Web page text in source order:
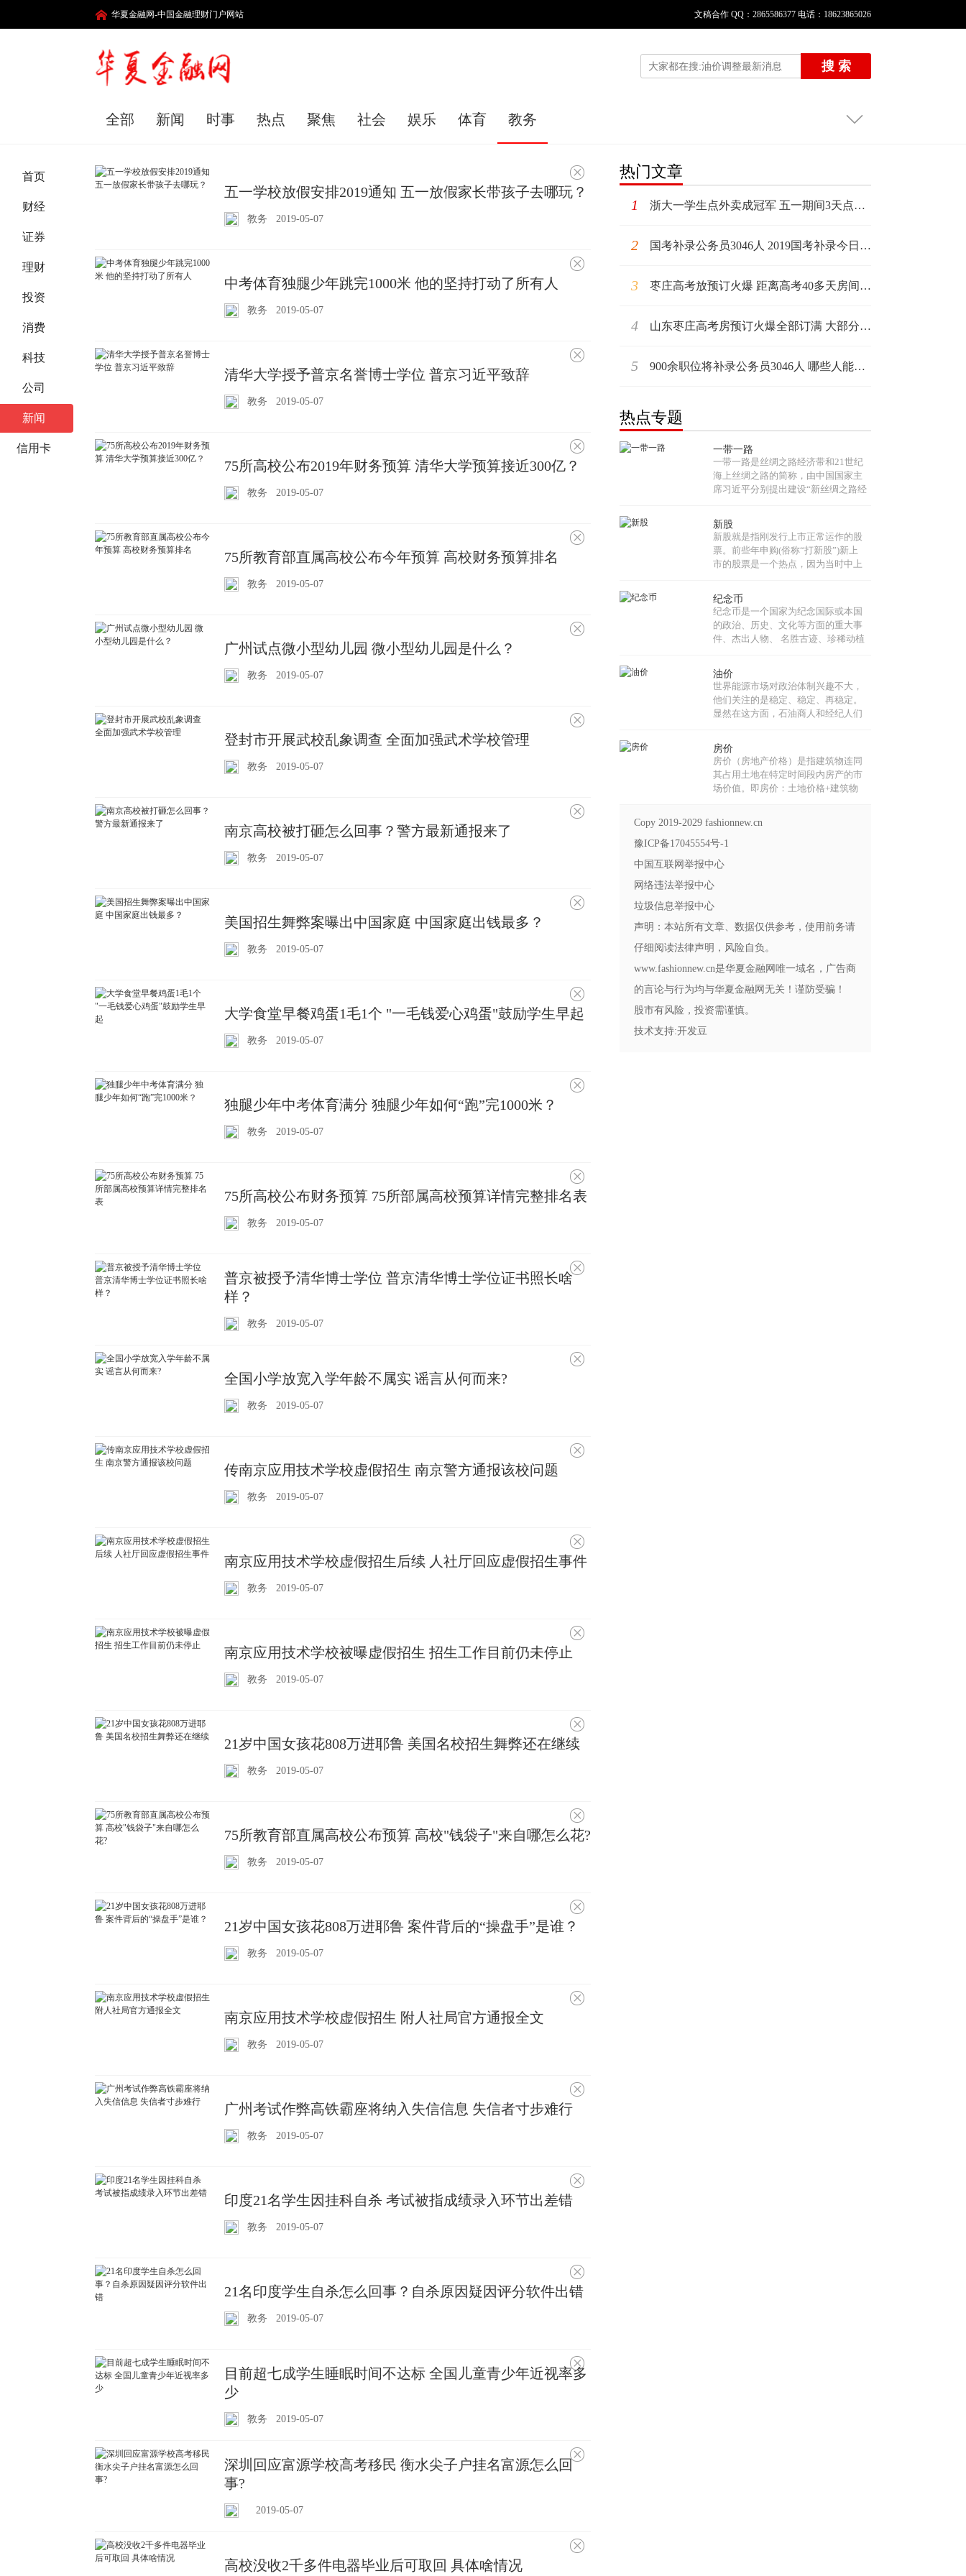
华夏金融网-中国金融理财门户网站 文稿合作 QQ：2865586377 电话：18623865026
搜 索
全部 新闻 时事 热点 聚焦 社会 娱乐 体育 教务
首页
财经
证券
理财
投资
消费
科技
公司
新闻
信用卡
五一学校放假安排2019通知 五一放假家长带孩子去哪玩？
教务 2019-05-07
不
感
兴
中考体育独腿少年跳完1000米 他的坚持打动了所有人
教务 2019-05-07
不
感
清华大学授予普京名誉博士学位 普京习近平致辞
教务 2019-05-07
不
感
75所高校公布2019年财务预算 清华大学预算接近300亿？
教务 2019-05-07
不
感
兴
75所教育部直属高校公布今年预算 高校财务预算排名
教务 2019-05-07
不
感
广州试点微小型幼儿园 微小型幼儿园是什么？
教务 2019-05-07
不
感
登封市开展武校乱象调查 全面加强武术学校管理
教务 2019-05-07
不
感
南京高校被打砸怎么回事？警方最新通报来了
教务 2019-05-07
不
感
美国招生舞弊案曝出中国家庭 中国家庭出钱最多？
教务 2019-05-07
不
感
大学食堂早餐鸡蛋1毛1个 "一毛钱爱心鸡蛋"鼓励学生早起
教务 2019-05-07
不
感
兴
独腿少年中考体育满分 独腿少年如何“跑”完1000米？
教务 2019-05-07
不
感
75所高校公布财务预算 75所部属高校预算详情完整排名表
教务 2019-05-07
不
感
兴
普京被授予清华博士学位 普京清华博士学位证书照长啥
样？
教务 2019-05-07
不
感
全国小学放宽入学年龄不属实 谣言从何而来?
教务 2019-05-07
不
感
传南京应用技术学校虚假招生 南京警方通报该校问题
教务 2019-05-07
不
感
南京应用技术学校虚假招生后续 人社厅回应虚假招生事件
教务 2019-05-07
不
感
兴
南京应用技术学校被曝虚假招生 招生工作目前仍未停止
教务 2019-05-07
不
感
21岁中国女孩花808万进耶鲁 美国名校招生舞弊还在继续
教务 2019-05-07
不
感
兴
75所教育部直属高校公布预算 高校"钱袋子"来自哪怎么花?
教务 2019-05-07
不
感
兴
21岁中国女孩花808万进耶鲁 案件背后的“操盘手”是谁？
教务 2019-05-07
不
感
兴
南京应用技术学校虚假招生 附人社局官方通报全文
教务 2019-05-07
不
感
广州考试作弊高铁霸座将纳入失信信息 失信者寸步难行
教务 2019-05-07
不
感
印度21名学生因挂科自杀 考试被指成绩录入环节出差错
教务 2019-05-07
不
感
21名印度学生自杀怎么回事？自杀原因疑因评分软件出错
教务 2019-05-07
不
感
兴
目前超七成学生睡眠时间不达标 全国儿童青少年近视率多
少
教务 2019-05-07
不
感
兴
深圳回应富源学校高考移民 衡水尖子户挂名富源怎么回
事?
2019-05-07
不
感
高校没收2千多件电器毕业后可取回 具体啥情况
不
感
热门文章
1 浙大一学生点外卖成冠军 五一期间3天点外卖消费2122元
2 国考补录公务员3046人 2019国考补录今日可申请调剂
3 枣庄高考放预订火爆 距离高考40多天房间已全部订光
4 山东枣庄高考房预订火爆全部订满 大部分提前两个多月预定
5 900余职位将补录公务员3046人 哪些人能参加国考补录？
热点专题
一带一路
一带一路是丝绸之路经济带和21世纪
海上丝绸之路的简称，由中国国家主
席习近平分别提出建设“新丝绸之路经
构想。“一带一路”共同打造政治互
信、经济融合、文化包容的利益共同
体、命运共同体和责任共同体。...
新股
新股就是指刚发行上市正常运作的股
票。前些年申购(俗称“打新股”)新上
市的股票是一个热点，因为当时中上
日上市均有近100%左右的涨幅，目前
新股一上市就连续几个涨停板，使得
打新股热度出现上升。...
纪念币
纪念币是一个国家为纪念国际或本国
的政治、历史、文化等方面的重大事
件、杰出人物、 名胜古迹、珍稀动植
它包括普通纪念币和贵金属纪念币。
质量一般为精制，限量发行。贵金属
纪念币理论上是可以参与流通的，具
有流通手段职能。...
油价
世界能源市场对政治体制兴趣不大，
他们关注的是稳定、稳定、再稳定。
显然在这方面，石油商人和经纪人们
然不同。目前推动石油价格的有两
点：当前局势和未来预期。...
房价
房价（房地产价格）是指建筑物连同
其占用土地在特定时间段内房产的市
场价值。即房价：土地价格+建筑物
由多种因素构成。...
Copy 2019-2029 fashionnew.cn
豫ICP备17045554号-1
中国互联网举报中心
网络违法举报中心
垃圾信息举报中心
声明：本站所有文章、数据仅供参考，使用前务请
仔细阅读法律声明，风险自负。
www.fashionnew.cn是华夏金融网唯一域名，广告商
的言论与行为均与华夏金融网无关！谨防受骗！
股市有风险，投资需谨慎。
技术支持:开发豆